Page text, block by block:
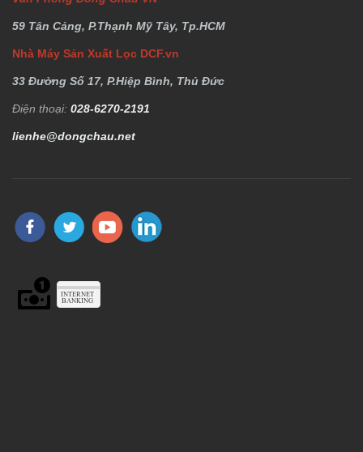
59 Tân Cảng, P.Thạnh Mỹ Tây, Tp.HCM
Nhà Máy Sản Xuất Lọc DCF.vn
33 Đường Số 17, P.Hiệp Bình, Thủ Đức
Điện thoại: 028-6270-2191
lienhe@dongchau.net